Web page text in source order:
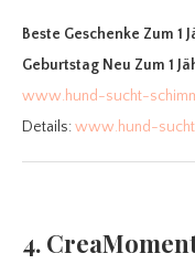
Beste Geschenke Zum 1
Geburtstag Neu Zum 1
www.hund-sucht-
Details:www.hund-
4.